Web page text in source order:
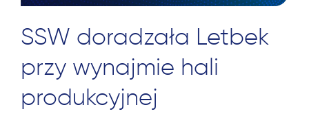
SSW doradzała Letbek
przy wynajmie hali
produkcyjnej